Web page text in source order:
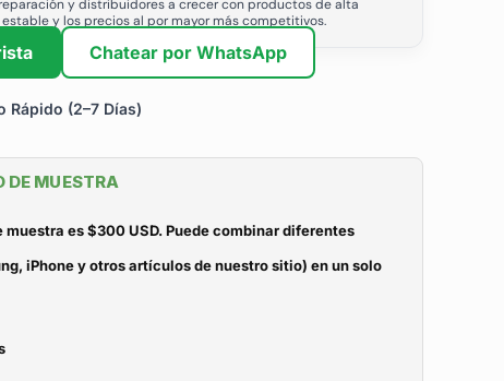
y distribuidores a crecer con productos de alta
y los precios al por mayor más competitivos.
Chatear por WhatsApp
Rápido (2–7 Días)
DE MUESTRA
es $300 USD. Puede combinar diferentes
iPhone y otros artículos de nuestro sitio) en un solo